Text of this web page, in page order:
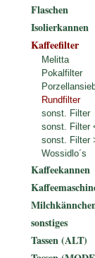
Flaschen
Isolierkannen
Kaffeefilter
Melitta
Pokalfilter
Rundfilter
sonst. Filter
sonst. Filter
sonst. Filter
Wossidlo´s
Kaffeekannen
sonstiges
Tassen (ALT)